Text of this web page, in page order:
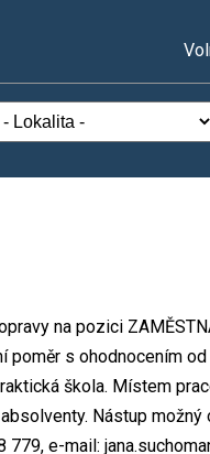
na pozici
poměr s ohodnocením
škola. Místem
Nástup možný
e-mail: